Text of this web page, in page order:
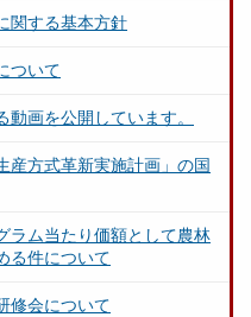
関する基本方針
ついて
画を公開しています。
産方式革新実施計画」の国
ラム当たり価額として農林
る件について
修会について